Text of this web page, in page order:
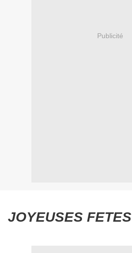
Publicité
JOYEUSES FETES